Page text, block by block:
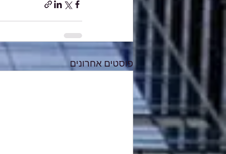
פוסטים אחרונים